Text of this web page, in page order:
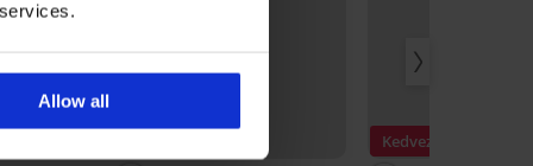
Allow all
Kedvezmény -50%